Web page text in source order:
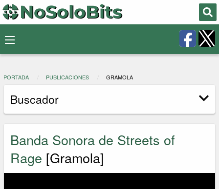
PORTADA PUBLICACIONES GRAMOLA
Buscador
Banda Sonora de Streets of
Rage [Gramola]